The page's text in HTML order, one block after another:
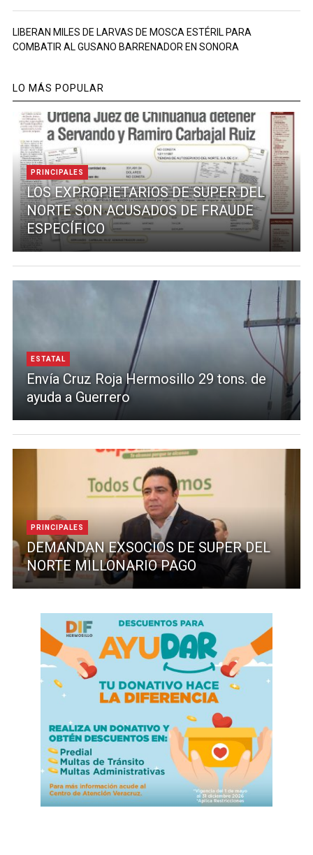
LIBERAN MILES DE LARVAS DE MOSCA ESTÉRIL PARA
COMBATIR AL GUSANO BARRENADOR EN SONORA
LO MÁS POPULAR
PRINCIPALES
LOS EXPROPIETARIOS DE SUPER DEL
NORTE SON ACUSADOS DE FRAUDE
ESPECÍFICO
ESTATAL
Envía Cruz Roja Hermosillo 29 tons. de
ayuda a Guerrero
PRINCIPALES
DEMANDAN EXSOCIOS DE SUPER DEL
NORTE MILLONARIO PAGO